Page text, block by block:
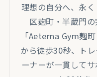
理想の自分へ、永
区麹町・半蔵門
「Aeterna Gym麹
から徒歩30秒、ト
ーナーが一貫して